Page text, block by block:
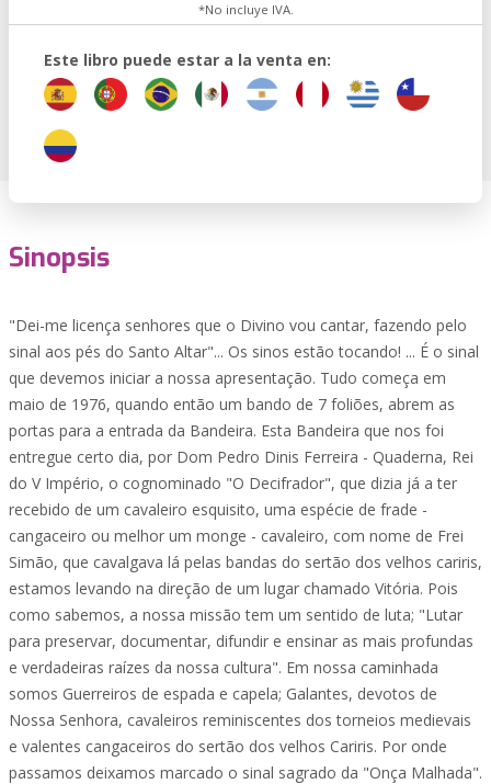
*No incluye IVA.
Este libro puede estar a la venta en:
Sinopsis
"Dei-me licença senhores que o Divino vou cantar, fazendo pelo
sinal aos pés do Santo Altar"... Os sinos estão tocando! ... É o sinal
que devemos iniciar a nossa apresentação. Tudo começa em
maio de 1976, quando então um bando de 7 foliões, abrem as
portas para a entrada da Bandeira. Esta Bandeira que nos foi
entregue certo dia, por Dom Pedro Dinis Ferreira - Quaderna, Rei
do V Império, o cognominado "O Decifrador", que dizia já a ter
recebido de um cavaleiro esquisito, uma espécie de frade -
cangaceiro ou melhor um monge - cavaleiro, com nome de Frei
Simão, que cavalgava lá pelas bandas do sertão dos velhos cariris,
estamos levando na direção de um lugar chamado Vitória. Pois
como sabemos, a nossa missão tem um sentido de luta; "Lutar
para preservar, documentar, difundir e ensinar as mais profundas
e verdadeiras raízes da nossa cultura". Em nossa caminhada
somos Guerreiros de espada e capela; Galantes, devotos de
Nossa Senhora, cavaleiros reminiscentes dos torneios medievais
e valentes cangaceiros do sertão dos velhos Cariris. Por onde
passamos deixamos marcado o sinal sagrado da "Onça Malhada".